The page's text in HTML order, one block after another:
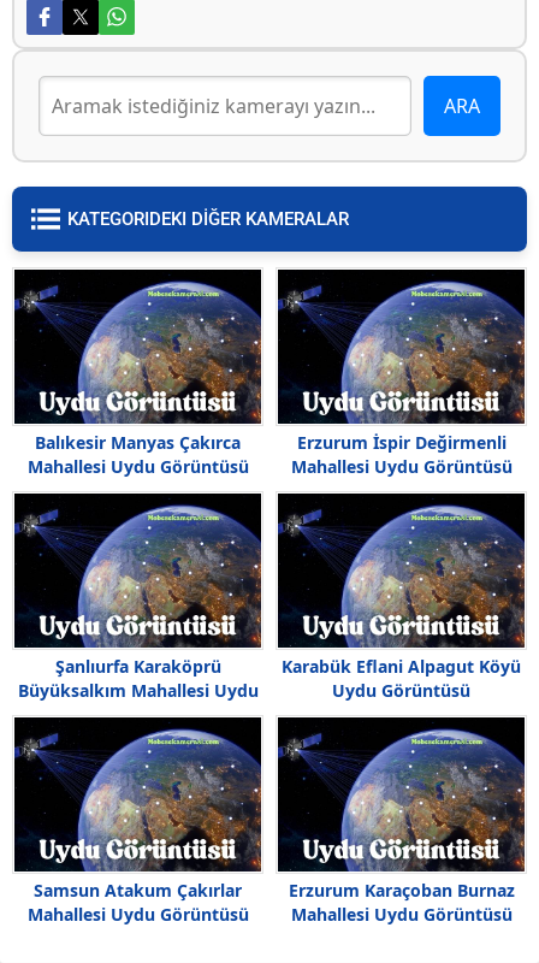
KATEGORIDEKI DİĞER KAMERALAR
Balıkesir Manyas Çakırca
Mahallesi Uydu Görüntüsü
Erzurum İspir Değirmenli
Mahallesi Uydu Görüntüsü
Haritası
Şanlıurfa Karaköprü
Büyüksalkım Mahallesi Uydu
Görüntüsü Haritası
Karabük Eflani Alpagut Köyü
Uydu Görüntüsü
Samsun Atakum Çakırlar
Mahallesi Uydu Görüntüsü
Erzurum Karaçoban Burnaz
Mahallesi Uydu Görüntüsü